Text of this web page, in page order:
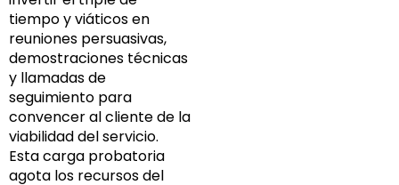
tiempo y viáticos en
reuniones persuasivas,
demostraciones técnicas
y llamadas de
seguimiento para
convencer al cliente de la
viabilidad del servicio.
Esta carga probatoria
agota los recursos del